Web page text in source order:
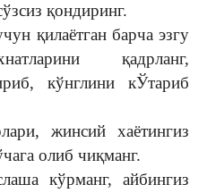
қондиринг.
қилаётган барча эзгу
қадрланг,
кўнглини кЎтариб
жинсий хаётингиз
олиб чиқманг.
кўрманг, айбингиз